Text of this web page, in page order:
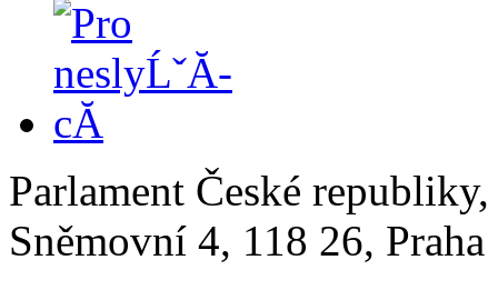
Parlament České
Sněmovní 4, 118 26,